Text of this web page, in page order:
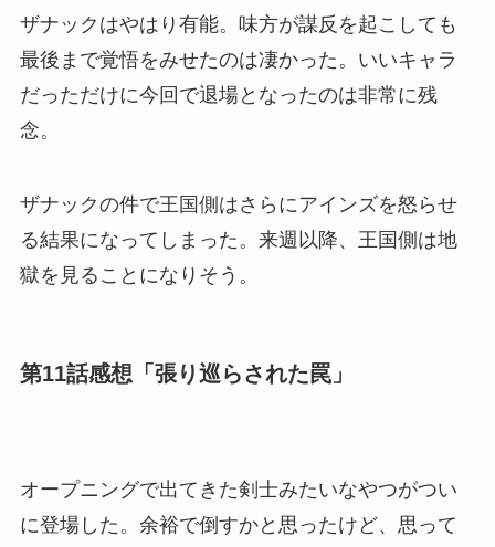
ザナックはやはり有能。味方が謀反を起こしても
最後まで覚悟をみせたのは凄かった。いいキャラ
だっただけに今回で退場となったのは非常に残
念。
ザナックの件で王国側はさらにアインズを怒らせ
る結果になってしまった。来週以降、王国側は地
獄を見ることになりそう。
第11話感想「張り巡らされた罠」
オープニングで出てきた剣士みたいなやつがつい
に登場した。余裕で倒すかと思ったけど、思って